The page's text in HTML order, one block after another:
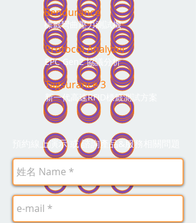
Bendurance
標籤彎曲壓力測試機
Protocol Analyzer
EPC Gen2 協議分析
Tagsurance 3
新一代高速RFID標籤測試方案
預約線上演示 或 諮詢產品&服務相